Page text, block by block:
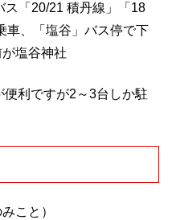
「20/21 積丹線」「18
車、「塩谷」バス停で下
塩谷神社
利ですが2～3台しか駐
こと）